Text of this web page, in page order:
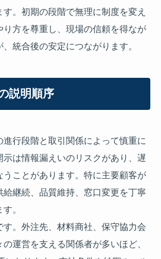
。初期の段階で無理に制度を変え
り方を尊重し、現場の信頼を得なが
統合後の安定につながります。
説明順序
行段階と取引関係によって慎重に
は情報漏えいのリスクがあり、遅
ことがあります。特に主要顧客が
給継続、品質維持、窓口変更を丁寧
。
。外注先、材料商社、保守協力会
運営を支える関係者が多いほど、